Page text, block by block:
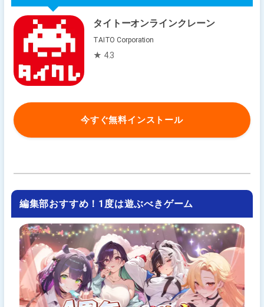
タイトーオンラインクレーン
TAITO Corporation
★ 4.3
今すぐ無料インストール
編集部おすすめ！1度は遊ぶべきゲーム